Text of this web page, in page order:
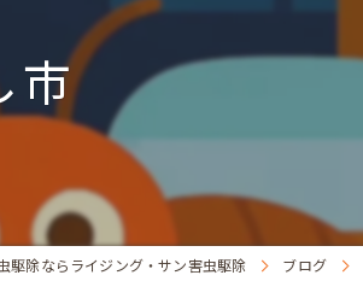
市
駆除ならライジング・サン害虫駆除 ブログ